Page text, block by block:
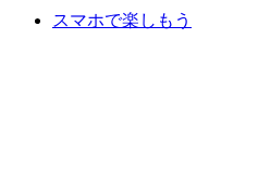
スマホで楽しもう